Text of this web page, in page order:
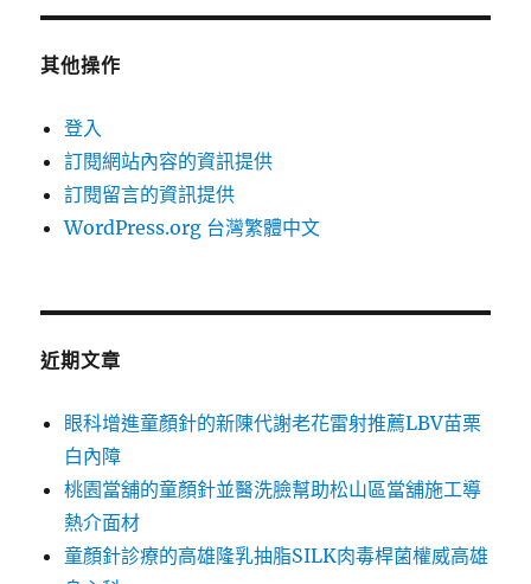
其他操作
登入
訂閱網站內容的資訊提供
訂閱留言的資訊提供
WordPress.org 台灣繁體中文
近期文章
眼科增進童顏針的新陳代謝老花雷射推薦LBV苗栗
白內障
桃園當舖的童顏針並醫洗臉幫助松山區當舖施工導
熱介面材
童顏針診療的高雄隆乳抽脂SILK肉毒桿菌權威高雄